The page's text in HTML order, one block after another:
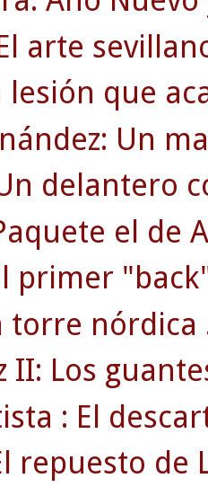
arte
lesión que
Un
delantero
el de
primer
torre nórdica
II: Los
: El
repuesto de